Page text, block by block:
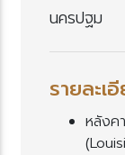
นครปฐม
รายละเ
หลังค